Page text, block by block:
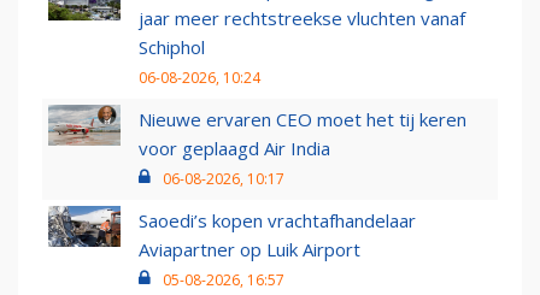
jaar meer rechtstreekse vluchten vanaf
Schiphol
06-08-2026, 10:24
Nieuwe ervaren CEO moet het tij keren
voor geplaagd Air India
06-08-2026, 10:17
Saoedi’s kopen vrachtafhandelaar
Aviapartner op Luik Airport
05-08-2026, 16:57